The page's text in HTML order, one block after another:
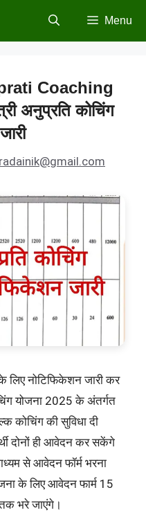
Menu
Coaching
अनुप्रति कोचिंग
लिए नोटिफिकेशन जारी कर
योजना 2025 के अंतर्गत
कोचिंग की सुविधा दी
दोनों ही आवेदन कर सकेंगे
से आवेदन फॉर्म भरना
के लिए आवेदन फार्म 15
भरे जाएंगे।